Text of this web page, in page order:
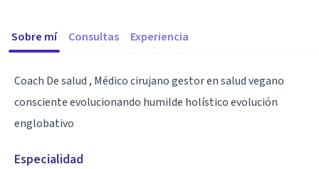
Sobre mí Consultas Experiencia
Coach De salud , Médico cirujano gestor en salud vegano
consciente evolucionando humilde holístico evolución
englobativo
Especialidad